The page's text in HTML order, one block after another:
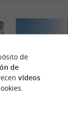
de
de
vídeos